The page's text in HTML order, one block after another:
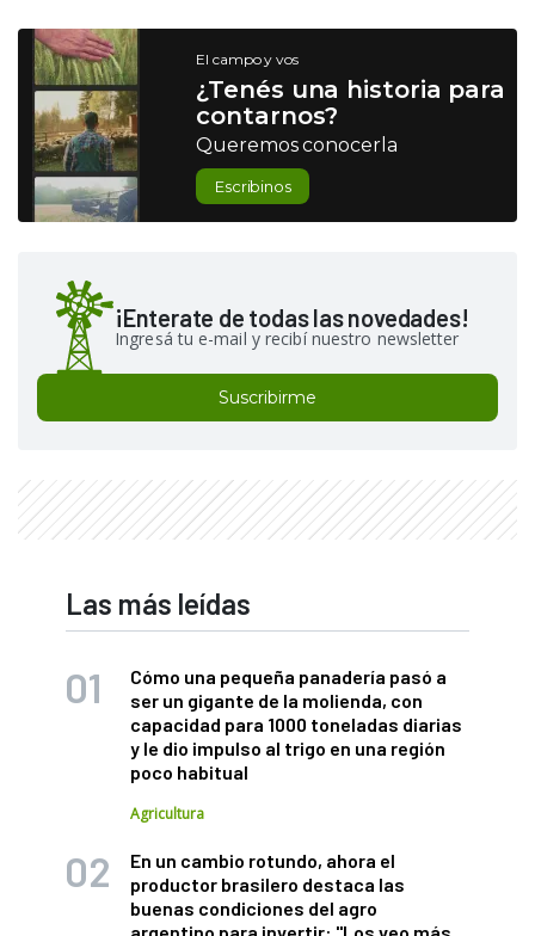
El campo y vos
¿Tenés una historia para
contarnos?
Queremos conocerla
Escribinos
¡Enterate de todas las novedades!
Ingresá tu e-mail y recibí nuestro newsletter
Suscribirme
Las más leídas
Cómo una pequeña panadería pasó a
ser un gigante de la molienda, con
capacidad para 1000 toneladas diarias
y le dio impulso al trigo en una región
poco habitual
Agricultura
En un cambio rotundo, ahora el
productor brasilero destaca las
buenas condiciones del agro